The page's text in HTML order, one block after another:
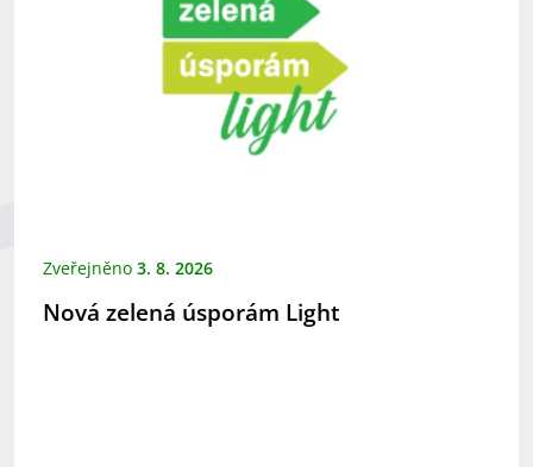
Zveřejněno 3. 8. 2026
Nová zelená úsporám Light